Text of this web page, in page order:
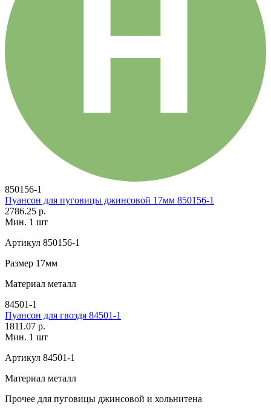
850156-1
Пуансон для пуговицы джинсовой 17мм 850156-1
2786.25 р.
Мин. 1 шт
Артикул 850156-1
Размер 17мм
Материал металл
84501-1
Пуансон для гвоздя 84501-1
1811.07 р.
Мин. 1 шт
Артикул 84501-1
Материал металл
Прочее для пуговицы джинсовой и хольнитена